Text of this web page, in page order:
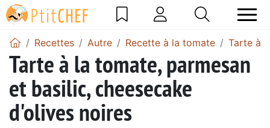
Recettes Autre Recette à la tomate Tarte à
Tarte à la tomate, parmesan
et basilic, cheesecake
d'olives noires